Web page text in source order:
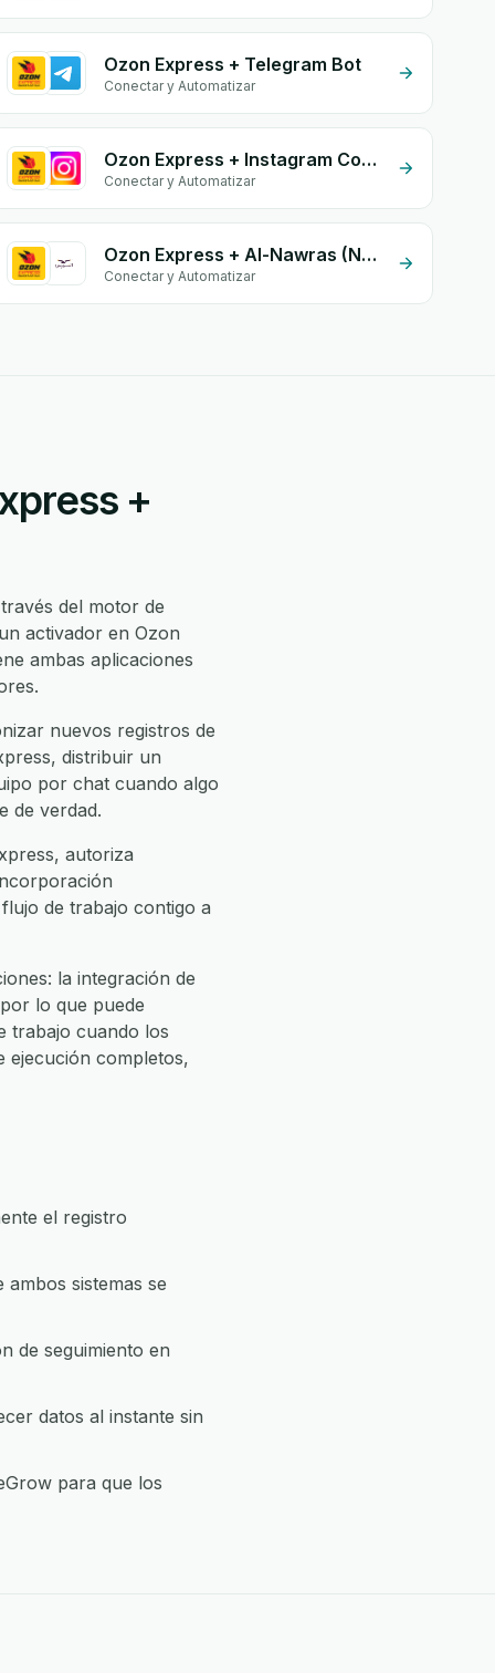
Ozon Express + Telegram Bot
Conectar y Automatizar
Ozon Express + Instagram Comment
Conectar y Automatizar
Ozon Express + Al-Nawras (Nawris)
Conectar y Automatizar
+
del motor de
activador en Ozon
ambas aplicaciones
nuevos registros de
distribuir un
por chat cuando algo
de verdad.
autoriza
de trabajo contigo a
la integración de
lo que puede
trabajo cuando los
ejecución completos,
el registro
sistemas se
de seguimiento en
datos al instante sin
para que los